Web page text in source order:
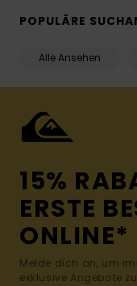
POPULÄRE
Alle Ansehen
15%
ERSTE
ONLINE*
Melde dich an, um
exklusive Angebote